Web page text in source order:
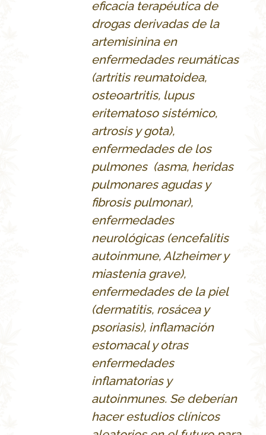
eficacia terapéutica de
drogas derivadas de la
artemisinina en
enfermedades reumáticas
(artritis reumatoidea,
osteoartritis, lupus
eritematoso sistémico,
artrosis y gota),
enfermedades de los
pulmones (asma, heridas
pulmonares agudas y
fibrosis pulmonar),
enfermedades
neurológicas (encefalitis
autoinmune, Alzheimer y
miastenia grave),
enfermedades de la piel
(dermatitis, rosácea y
psoriasis), inflamación
estomacal y otras
enfermedades
inflamatorias y
autoinmunes. Se deberían
hacer estudios clínicos